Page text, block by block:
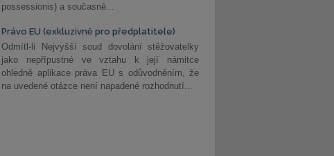
possessionis) a současně...
Právo EU (exkluzivně pro předplatitele)
Odmítl-li Nejvyšší soud dovolání stěžovatelky
jako nepřípustné ve vztahu k její námitce
ohledně aplikace práva EU s odůvodněním, že
na uvedené otázce není napadené rozhodnutí...